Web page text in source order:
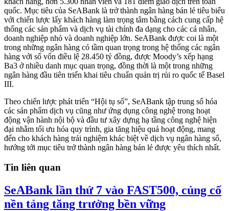
quốc. Mục tiêu của SeABank là trở thành ngân hàng bán lẻ tiêu biểu
với chiến lược lấy khách hàng làm trọng tâm bằng cách cung cấp hệ
thống các sản phẩm và dịch vụ tài chính đa dạng cho các cá nhân,
doanh nghiệp nhỏ và doanh nghiệp lớn. SeABank được coi là một
trong những ngân hàng có tầm quan trọng trong hệ thống các ngân
hàng với số vốn điều lệ 28.450 tỷ đồng, được Moody’s xếp hạng
Ba3 ở nhiều danh mục quan trọng, đồng thời là một trong những
ngân hàng đầu tiên triển khai tiêu chuẩn quản trị rủi ro quốc tế Basel
III.
Theo chiến lược phát triển “Hội tụ số”, SeABank tập trung số hóa
các sản phẩm dịch vụ cũng như ứng dụng công nghệ trong hoạt
động vận hành nội bộ và đầu tư xây dựng hạ tầng công nghệ hiện
đại nhằm tối ưu hóa quy trình, gia tăng hiệu quả hoạt động, mang
đến cho khách hàng trải nghiệm khác biệt về dịch vụ ngân hàng số,
hướng tới mục tiêu trở thành ngân hàng bán lẻ được yêu thích nhất.
Tin liên quan
SeABank lần thứ 7 vào FAST500, củng cố
nền tảng tăng trưởng bền vững